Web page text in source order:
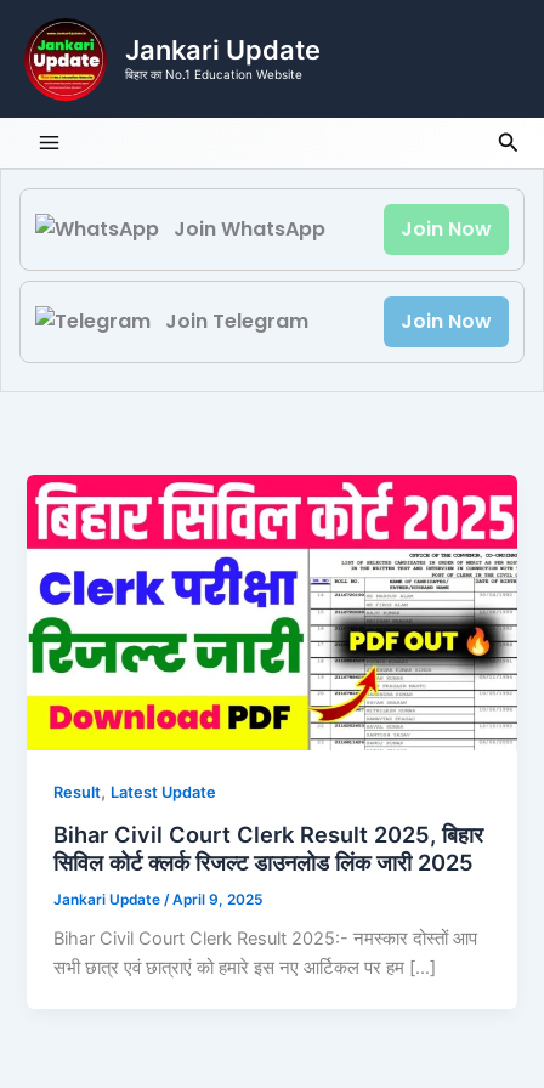
content
Jankari Update
बिहार का No.1 Education Website
Join WhatsApp Join Now
Join Telegram Join Now
Result, Latest Update
Bihar Civil Court Clerk Result 2025, बिहार
सिविल कोर्ट क्लर्क रिजल्ट डाउनलोड लिंक जारी 2025
Jankari Update /April 9, 2025
Bihar Civil Court Clerk Result 2025:- नमस्कार दोस्तों आप
सभी छात्र एवं छात्राएं को हमारे इस नए आर्टिकल पर हम […]